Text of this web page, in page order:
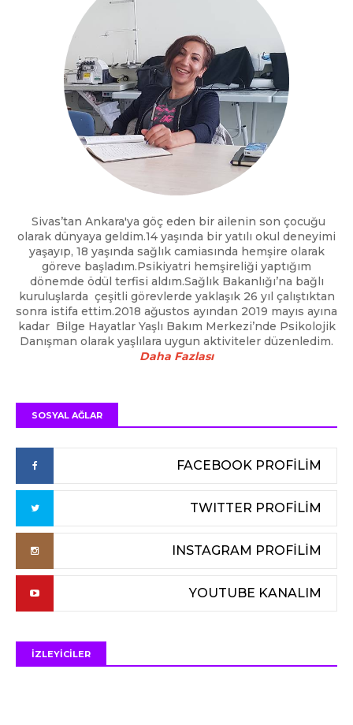
Sivas’tan Ankara'ya göç eden bir ailenin son çocuğu
olarak dünyaya geldim.14 yaşında bir yatılı okul deneyimi
yaşayıp, 18 yaşında sağlık camiasında hemşire olarak
göreve başladım.Psikiyatri hemşireliği yaptığım
dönemde ödül terfisi aldım.Sağlık Bakanlığı’na bağlı
kuruluşlarda çeşitli görevlerde yaklaşık 26 yıl çalıştıktan
sonra istifa ettim.2018 ağustos ayından 2019 mayıs ayına
kadar Bilge Hayatlar Yaşlı Bakım Merkezi’nde Psikolojik
Danışman olarak yaşlılara uygun aktiviteler düzenledim.
Daha Fazlası
SOSYAL AĞLAR
FACEBOOK PROFİLİM
TWITTER PROFİLİM
INSTAGRAM PROFİLİM
YOUTUBE KANALIM
İZLEYİCİLER